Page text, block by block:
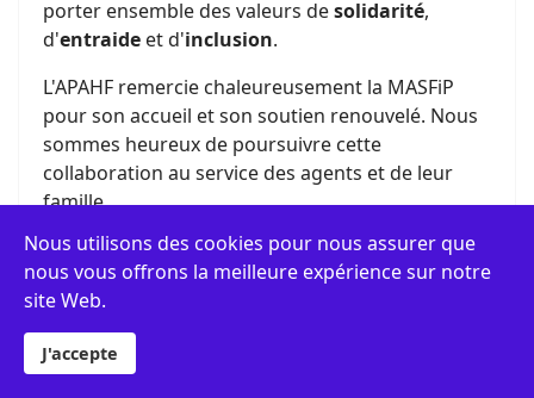
porter ensemble des valeurs desolidarité,
d'entraide et d'inclusion.
L'APAHF remercie chaleureusement la MASFiP
pour son accueil et son soutien renouvelé. Nous
sommes heureux de poursuivre cette
collaboration au service des agents et de leur
famille
Nous utilisons des cookies pour nous assurer que
nous vous offrons la meilleure expérience sur notre
site Web.
J'accepte